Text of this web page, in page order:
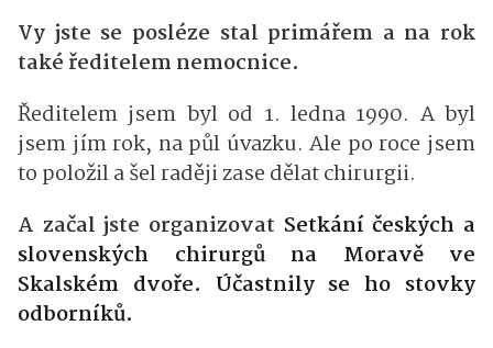
Vy jste se posléze stal primářem a na rok
také ředitelem nemocnice.
Ředitelem jsem byl od 1. ledna 1990. A byl
jsem jím rok, na půl úvazku. Ale po roce jsem
to položil a šel raději zase dělat chirurgii.
A začal jste organizovat Setkání českých a
slovenských chirurgů na Moravě ve
Skalském dvoře. Účastnily se ho stovky
odborníků.